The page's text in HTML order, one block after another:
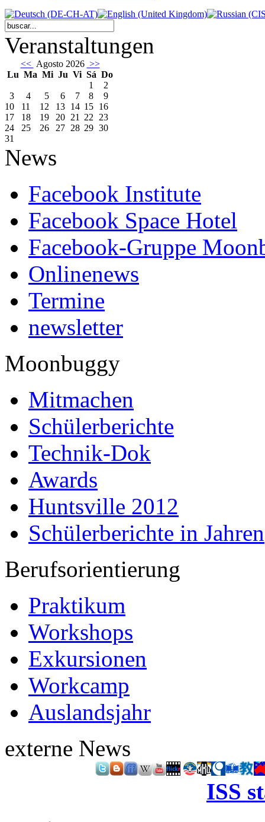
Veranstaltungen
<< Agosto 2026 >>
Lu Ma Mi Ju Vi Sá Do
1
2
3
4 5 6 7 8
9
10
11 12 13 14 15 16
17
18 19 20 21 22 23
24
25 26 27 28 29 30
31
News
Facebook Institute
Facebook Space Hotel
Facebook-Gruppe
Onlinenews
Termine
newsletter
Moonbuggy
Mitmachen
Schülerberichte
Technik-Dok
Awards
Huntsville 2012
Schülerberichte in Jahren
Berufsorientierung
Praktikum
Workshops
Exkursionen
Workcamp
Auslandsjahr
externe News
ISS